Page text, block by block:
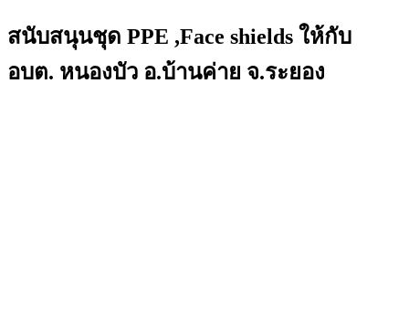
สนับสนุนชุด PPE ,Face shields ให้กับ
อบต. หนองบัว อ.บ้านค่าย จ.ระยอง